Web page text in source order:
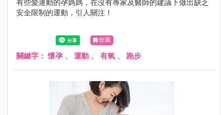
有些愛運動的孕媽媽，在沒有專家及醫師的建議下做出缺乏
安全限制的運動，引人關注！
收藏
關鍵字：懷孕 、 運動 、 有氧 、 跑步